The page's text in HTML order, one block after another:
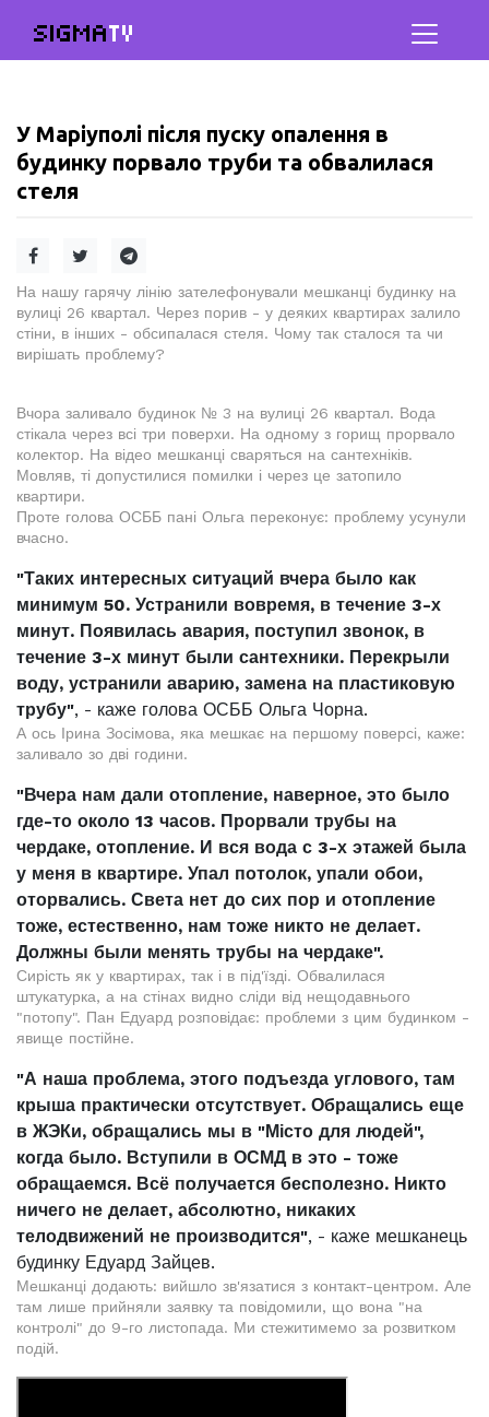
SIGMATV
У Маріуполі після пуску опалення в
будинку порвало труби та обвалилася
стеля
На нашу гарячу лінію зателефонували мешканці будинку на
вулиці 26 квартал. Через порив - у деяких квартирах залило
стіни, в інших - обсипалася стеля. Чому так сталося та чи
вирішать проблему?
Вчора заливало будинок № 3 на вулиці 26 квартал. Вода
стікала через всі три поверхи. На одному з горищ прорвало
колектор. На відео мешканці сваряться на сантехніків.
Мовляв, ті допустилися помилки і через це затопило
квартири.
Проте голова ОСББ пані Ольга переконує: проблему усунули
вчасно.
"Таких интересных ситуаций вчера было как
минимум 50. Устранили вовремя, в течение 3-х
минут. Появилась авария, поступил звонок, в
течение 3-х минут были сантехники. Перекрыли
воду, устранили аварию, замена на пластиковую
трубу", - каже голова ОСББ Ольга Чорна.
А ось Ірина Зосімова, яка мешкає на першому поверсі, каже:
заливало зо дві години.
"Вчера нам дали отопление, наверное, это было
где-то около 13 часов. Прорвали трубы на
чердаке, отопление. И вся вода с 3-х этажей была
у меня в квартире. Упал потолок, упали обои,
оторвались. Света нет до сих пор и отопление
тоже, естественно, нам тоже никто не делает.
Должны были менять трубы на чердаке".
Сирість як у квартирах, так і в під'їзді. Обвалилася
штукатурка, а на стінах видно сліди від нещодавнього
"потопу". Пан Едуард розповідає: проблеми з цим будинком -
явище постійне.
"А наша проблема, этого подъезда углового, там
крыша практически отсутствует. Обращались еще
в ЖЭКи, обращались мы в "Місто для людей",
когда было. Вступили в ОСМД в это - тоже
обращаемся. Всё получается бесполезно. Никто
ничего не делает, абсолютно, никаких
телодвижений не производится", - каже мешканець
будинку Едуард Зайцев.
Мешканці додають: вийшло зв'язатися з контакт-центром. Але
там лише прийняли заявку та повідомили, що вона "на
контролі" до 9-го листопада. Ми стежитимемо за розвитком
подій.